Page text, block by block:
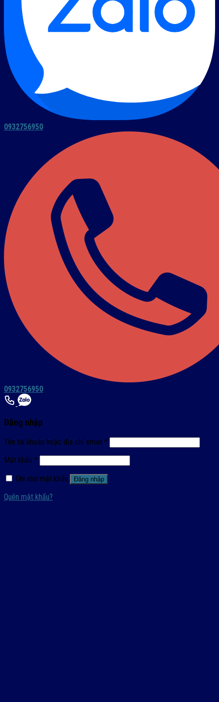
0932756950
0932756950
Đăng nhập
Tên tài khoản hoặc địa chỉ email *
Mật khẩu *
Ghi nhớ mật khẩu
Đăng nhập
Quên mật khẩu?